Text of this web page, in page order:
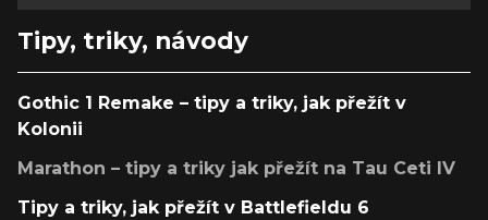
Tipy, triky, návody
Gothic 1 Remake – tipy a triky, jak přežít v
Kolonii
Marathon – tipy a triky jak přežít na Tau Ceti IV
Tipy a triky, jak přežít v Battlefieldu 6